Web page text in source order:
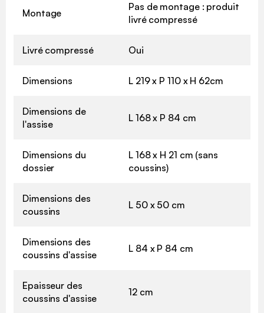
Montage
Pas de montage : produit
livré compressé
Livré compressé Oui
Dimensions L 219 x P 110 x H 62cm
Dimensions de
l'assise
L 168 x P 84 cm
Dimensions du
dossier
L 168 x H 21 cm (sans
coussins)
Dimensions des
coussins
L 50 x 50 cm
Dimensions des
coussins d'assise
L 84 x P 84 cm
Epaisseur des
coussins d'assise
12 cm